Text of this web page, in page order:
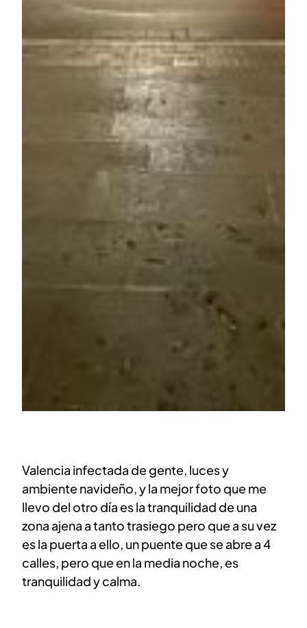
Valencia infectada de gente, luces y
ambiente navideño, y la mejor foto que me
llevo del otro día es la tranquilidad de una
zona ajena a tanto trasiego pero que a su vez
es la puerta a ello, un puente que se abre a 4
calles, pero que en la media noche, es
tranquilidad y calma.